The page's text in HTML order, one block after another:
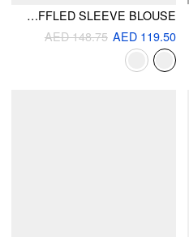
SQUARE NECK LACE TRIM KNOTTED RUFFLED SLEEVE BLOUSE
AED 119.50
AED 148.75